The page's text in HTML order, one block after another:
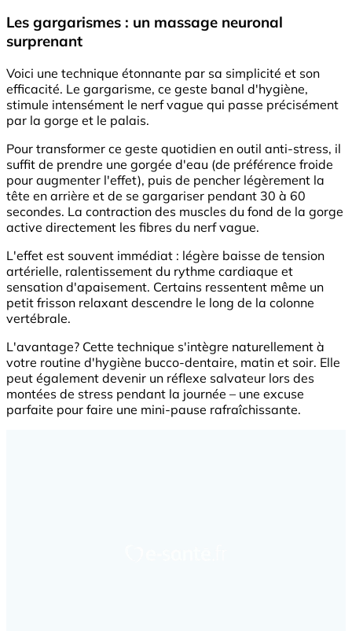
Les gargarismes : un massage neuronal
surprenant
Voici une technique étonnante par sa simplicité et son
efficacité. Le gargarisme, ce geste banal d'hygiène,
stimule intensément le nerf vague qui passe précisément
par la gorge et le palais.
Pour transformer ce geste quotidien en outil anti-stress, il
suffit de prendre une gorgée d'eau (de préférence froide
pour augmenter l'effet), puis de pencher légèrement la
tête en arrière et de se gargariser pendant 30 à 60
secondes. La contraction des muscles du fond de la gorge
active directement les fibres du nerf vague.
L'effet est souvent immédiat : légère baisse de tension
artérielle, ralentissement du rythme cardiaque et
sensation d'apaisement. Certains ressentent même un
petit frisson relaxant descendre le long de la colonne
vertébrale.
L'avantage? Cette technique s'intègre naturellement à
votre routine d'hygiène bucco-dentaire, matin et soir. Elle
peut également devenir un réflexe salvateur lors des
montées de stress pendant la journée – une excuse
parfaite pour faire une mini-pause rafraîchissante.